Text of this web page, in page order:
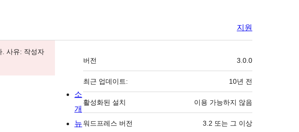
지원
. 사유: 작성자
기
초
버전 3.0.0
최근 업데이트: 10년 전
활성화된 설치 이용 가능하지 않음
워드프레스 버전 3.2 또는 그 이상
소
개
뉴